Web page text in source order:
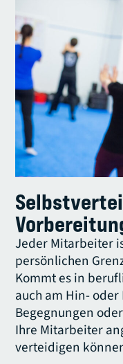
Jeder Mitarbeiter
persönlichen
Kommt es in
auch am Hin-
Begegnungen
Ihre Mitarbeiter
verteidigen